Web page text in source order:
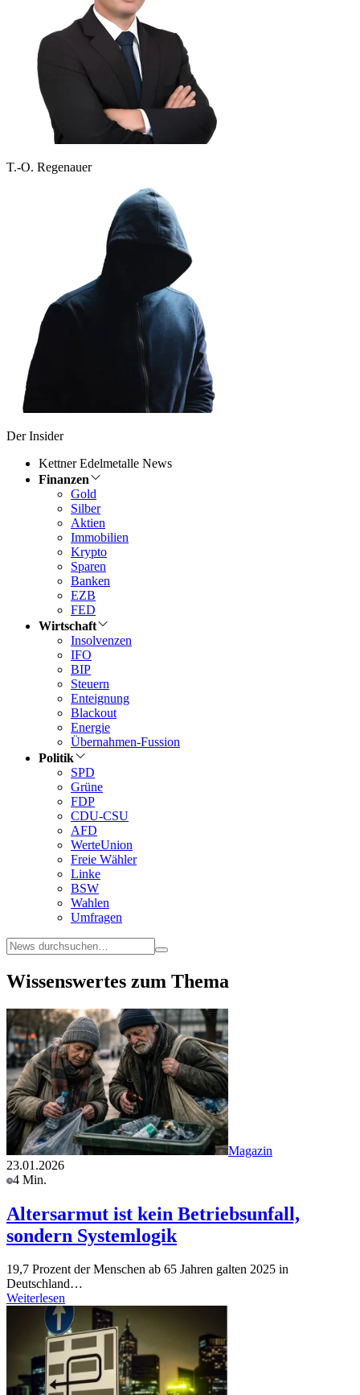
T.-O. Regenauer
Der Insider
Kettner Edelmetalle News
Finanzen
Gold
Silber
Aktien
Immobilien
Krypto
Sparen
Banken
EZB
FED
Wirtschaft
Insolvenzen
IFO
BIP
Steuern
Enteignung
Blackout
Energie
Übernahmen-Fussion
Politik
SPD
Grüne
FDP
CDU-CSU
AFD
WerteUnion
Freie Wähler
Linke
BSW
Wahlen
Umfragen
Wissenswertes zum Thema
Magazin
23.01.2026
4 Min.
Altersarmut ist kein Betriebsunfall,
sondern Systemlogik
19,7 Prozent der Menschen ab 65 Jahren galten 2025 in
Deutschland…
Weiterlesen